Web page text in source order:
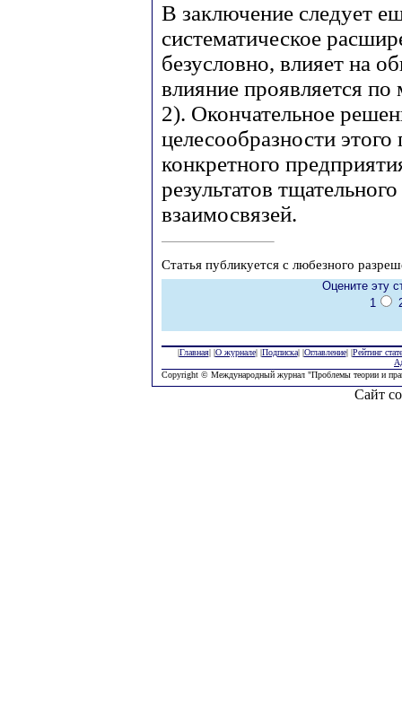
В заключение следует
систематическое
безусловно, влияет на
влияние проявляется
2). Окончательное
целесообразности
конкретного
результатов
взаимосвязей.
Статья публикуется с любезного
Оцените эту
1
|Главная| |О журнале| |Подписка| |Оглавление| |Рейтинг
Copyright © Международный журнал "Проблемы теории и
Сайт